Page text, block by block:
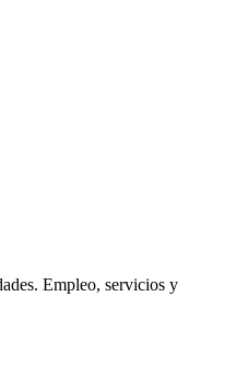
Empleo, servicios y